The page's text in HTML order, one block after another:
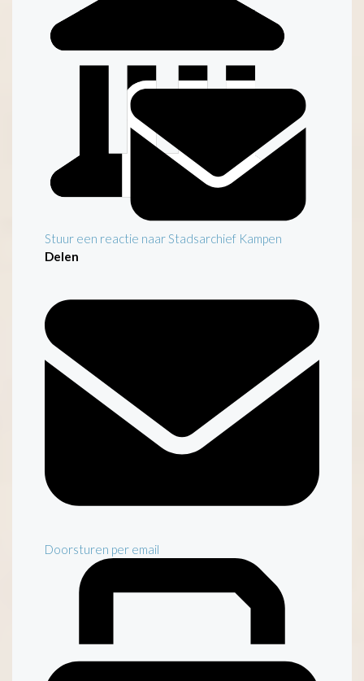
Stuur een reactie naar Stadsarchief Kampen
Delen
Doorsturen per email